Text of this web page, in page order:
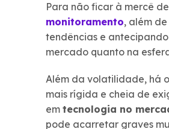
Para não ficar à mercê
monitoramento, além
tendências e
mercado quanto na
Além da volatilidade, há
mais rígida e cheia de
em tecnologia no
pode acarretar graves